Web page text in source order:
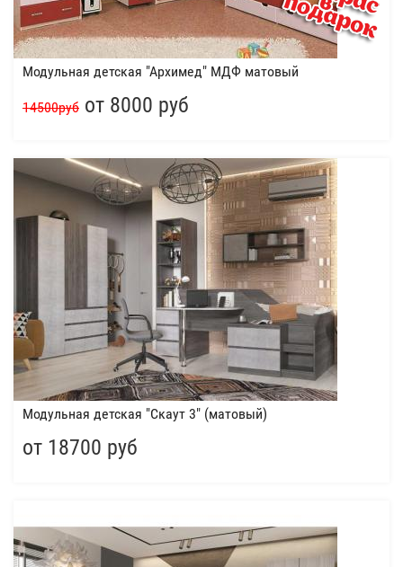
Модульная детская "Архимед" МДФ матовый
14500руб от 8000 руб
Модульная детская "Скаут 3" (матовый)
от 18700 руб